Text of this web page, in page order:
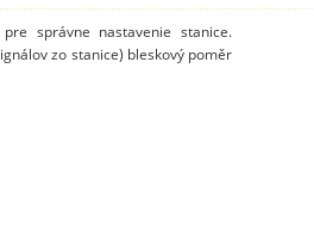
správne nastavenie stanice.
zo stanice) bleskový poměr